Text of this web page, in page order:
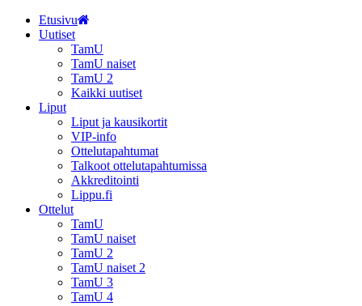
Etusivu
Uutiset
TamU
TamU naiset
TamU 2
Kaikki uutiset
Liput
Liput ja kausikortit
VIP-info
Ottelutapahtumat
Talkoot ottelutapahtumissa
Akkreditointi
Lippu.fi
Ottelut
TamU
TamU naiset
TamU 2
TamU naiset 2
TamU 3
TamU 4